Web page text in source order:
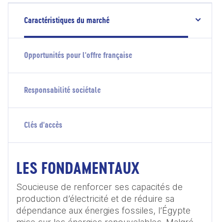
Caractéristiques du marché
Opportunités pour l'offre française
Responsabilité sociétale
Clés d'accès
LES FONDAMENTAUX
Soucieuse de renforcer ses capacités de
production d’électricité et de réduire sa
dépendance aux énergies fossiles, l’Égypte